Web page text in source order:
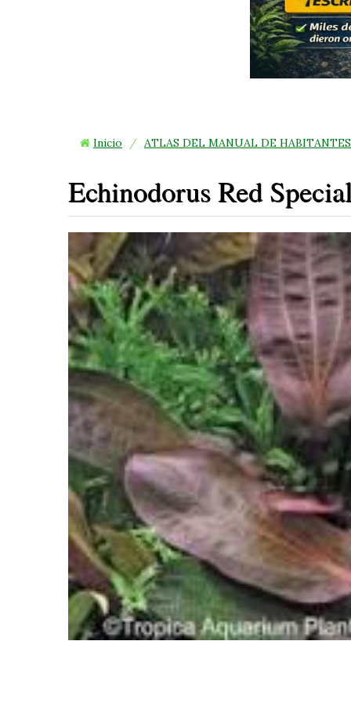
Inicio / ATLAS DEL MANUAL DE
Echinodorus Red